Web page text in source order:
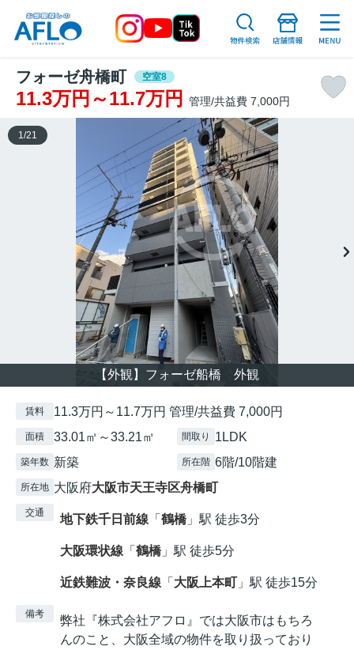
フォーゼ舟橋町 空室8
11.3万円～11.7万円 管理/共益費 7,000円
【外観】フォーゼ船橋 外観
1 /21
賃料 11.3万円～11.7万円 管理/共益費 7,000円
面積 33.01㎡～33.21㎡ 間取り 1LDK
築年数 新築 所在階 6階/10階建
所在地 大阪府大阪市天王寺区舟橋町
交通 地下鉄千日前線 「 鶴橋」駅 徒歩3分
大阪環状線 「 鶴橋」駅 徒歩5分
近鉄難波・奈良線 「 大阪上本町 」駅 徒歩15分
備考
弊社『株式会社アフロ』では大阪市はもちろ
んのこと、大阪全域の物件を取り扱っており